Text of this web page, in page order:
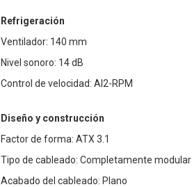
Refrigeración
Ventilador: 140 mm
Nivel sonoro: 14 dB
Control de velocidad: AI2-RPM
Diseño y construcción
Factor de forma: ATX 3.1
Tipo de cableado: Completamente modular
Acabado del cableado: Plano